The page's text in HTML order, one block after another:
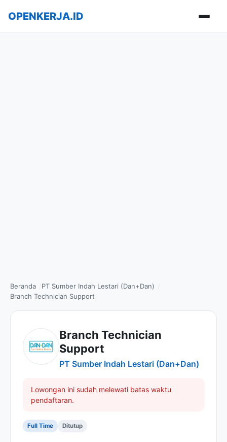
OPENKERJA.ID
Beranda
PT Sumber Indah Lestari (Dan+Dan)
Branch Technician Support
Branch Technician
Support
PT Sumber Indah Lestari (Dan+Dan)
Lowongan ini sudah melewati batas waktu
pendaftaran.
Full Time Ditutup